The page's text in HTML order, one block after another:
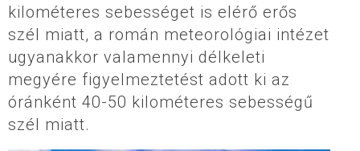
kilométeres sebességet is elérő erős
szél miatt, a román meteorológiai intézet
ugyanakkor valamennyi délkeleti
megyére figyelmeztetést adott ki az
óránként 40-50 kilométeres sebességű
szél miatt.